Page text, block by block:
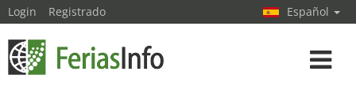
Login Registrado Español
toggle